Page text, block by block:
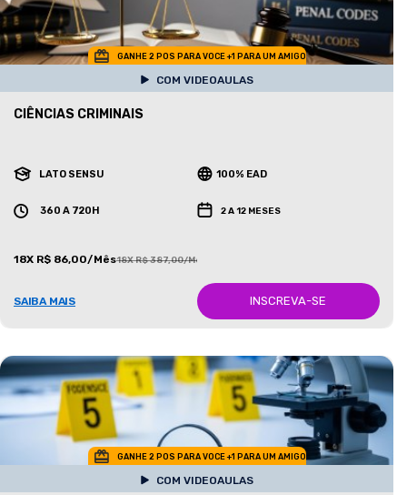
GANHE 2 POS PARA VOCE +1 PARA UM AMIGO
COM VIDEOAULAS
CIÊNCIAS CRIMINAIS
LATO SENSU 100% EAD
360 A 720H 2 A 12 MESES
18X R$ 86,00/Mês18X R$ 387,00/Mês
SAIBA MAIS INSCREVA-SE
GANHE 2 POS PARA VOCE +1 PARA UM AMIGO
COM VIDEOAULAS